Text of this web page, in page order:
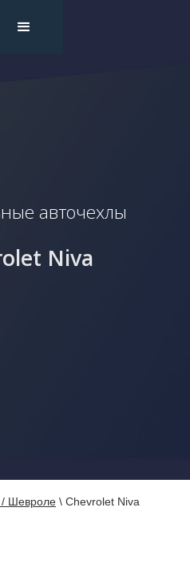
авточехлы
Niva
/ Шевроле \ Chevrolet Niva